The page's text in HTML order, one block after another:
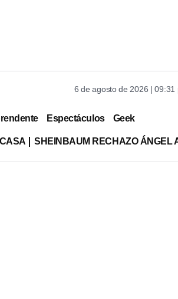
6 de agosto de 2026 | 09:31
Espectáculos Geek
SHEINBAUM RECHAZO ÁNGEL